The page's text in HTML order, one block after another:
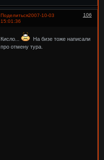
Поделиться 106
2007-10-03
15:01:36
Кисло...
На бизе тоже написали
про отмену тура.